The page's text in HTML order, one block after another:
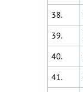
38.
39.
40.
41.